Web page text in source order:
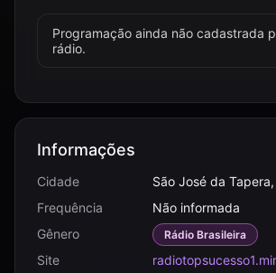
Programação ainda não cadastrada
rádio.
Informações
Cidade
São José da Tapera,
Frequência
Não informada
Gênero
Rádio Brasileira
Site